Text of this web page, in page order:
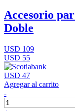
Accesorio
Doble
USD 109
USD 55
USD 47
Agregar al carrito
-